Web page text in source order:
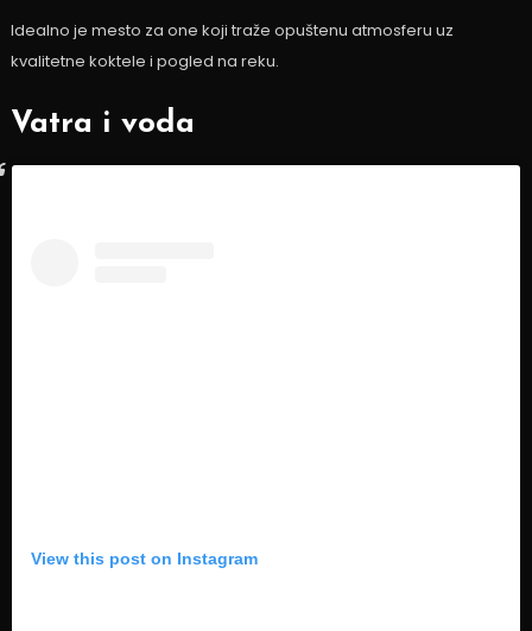
Idealno je mesto za one koji traže opuštenu atmosferu uz
kvalitetne koktele i pogled na reku.
Vatra i voda
View this post on Instagram